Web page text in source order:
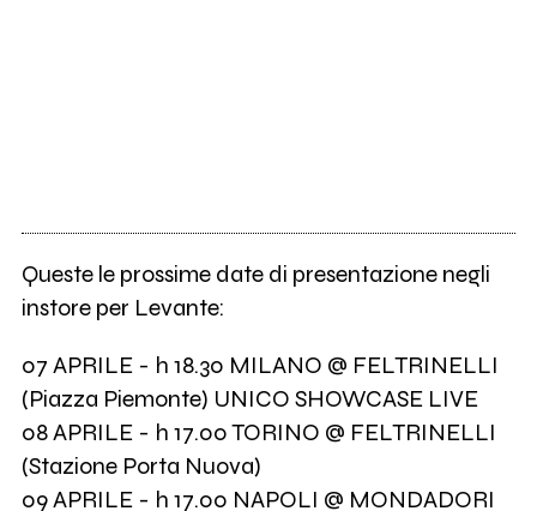
Queste le prossime date di presentazione negli
instore per Levante:
07 APRILE - h 18.30 MILANO @ FELTRINELLI
(Piazza Piemonte) UNICO SHOWCASE LIVE
08 APRILE - h 17.00 TORINO @ FELTRINELLI
(Stazione Porta Nuova)
09 APRILE - h 17.00 NAPOLI @ MONDADORI